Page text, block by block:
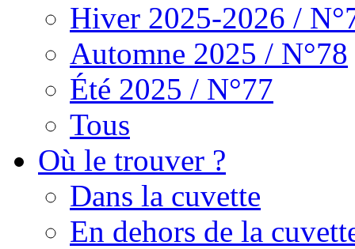
Hiver 2025-2026 /
Automne 2025 / N°78
Été 2025 / N°77
Tous
Où le trouver ?
Dans la cuvette
En dehors de la